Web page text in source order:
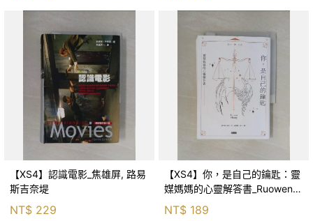
【XS4】認識電影_焦雄屏, 路易
斯吉奈堤
NT$ 229
【XS4】你，是自己的鑰匙：靈
媒媽媽的心靈解答書_Ruowen
Huang
NT$ 189